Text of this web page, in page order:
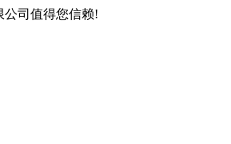
公司值得您信赖!